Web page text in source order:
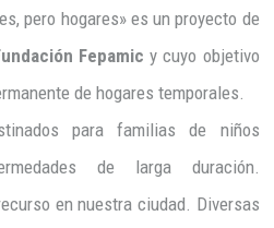
pero hogares» es un proyecto de
Fepamic y cuyo objetivo
de hogares temporales.
para familias de niños
de larga duración.
en nuestra ciudad. Diversas